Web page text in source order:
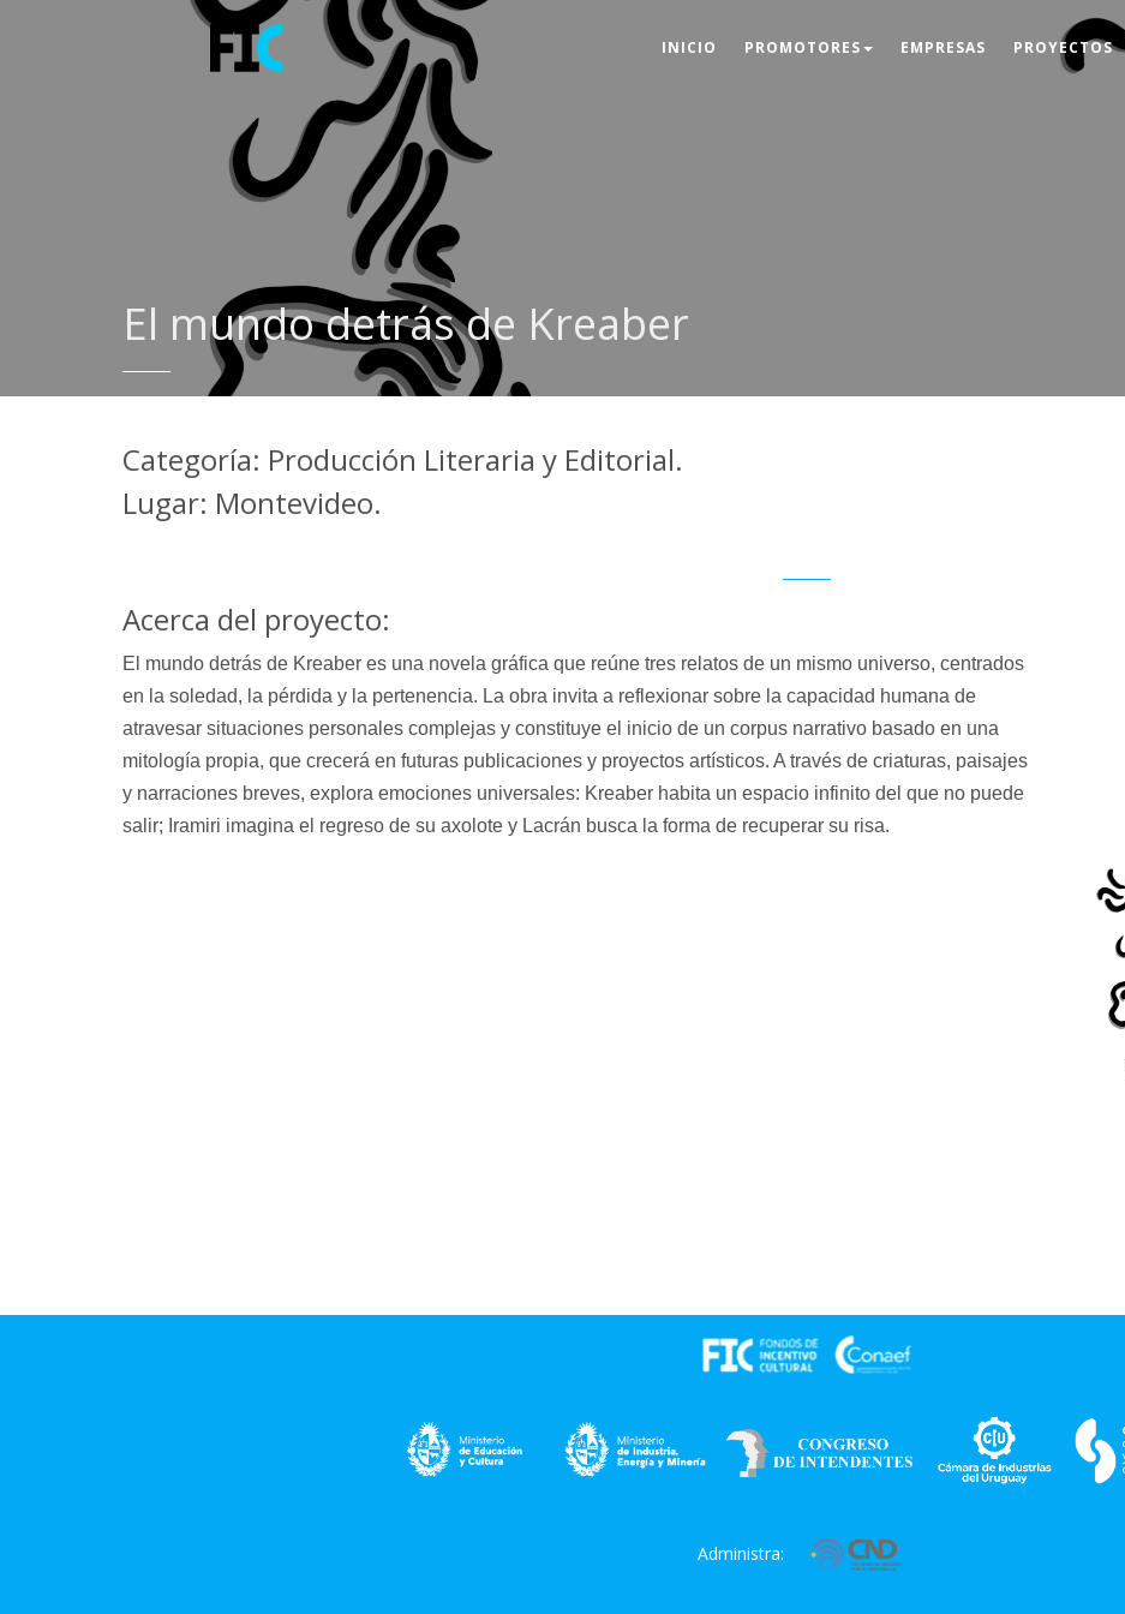
INICIO PROMOTORES EMPRESAS PROYECTOS
El mundo detrás de Kreaber
Categoría: Producción Literaria y Editorial.
Lugar: Montevideo.
Acerca del proyecto:
El mundo detrás de Kreaber es una novela gráfica que reúne tres relatos de un mismo universo, centrados
en la soledad, la pérdida y la pertenencia. La obra invita a reflexionar sobre la capacidad humana de
atravesar situaciones personales complejas y constituye el inicio de un corpus narrativo basado en una
mitología propia, que crecerá en futuras publicaciones y proyectos artísticos. A través de criaturas, paisajes
y narraciones breves, explora emociones universales: Kreaber habita un espacio infinito del que no puede
salir; Iramiri imagina el regreso de su axolote y Lacrán busca la forma de recuperar su risa.
Administra: